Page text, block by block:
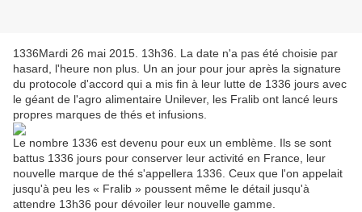
1336Mardi 26 mai 2015. 13h36. La date n'a pas été choisie par
hasard, l'heure non plus. Un an jour pour jour après la signature
du protocole d'accord qui a mis fin à leur lutte de 1336 jours avec
le géant de l'agro alimentaire Unilever, les Fralib ont lancé leurs
propres marques de thés et infusions.
Le nombre 1336 est devenu pour eux un emblème. Ils se sont
battus 1336 jours pour conserver leur activité en France, leur
nouvelle marque de thé s'appellera 1336. Ceux que l'on appelait
jusqu'à peu les « Fralib » poussent même le détail jusqu'à
attendre 13h36 pour dévoiler leur nouvelle gamme.